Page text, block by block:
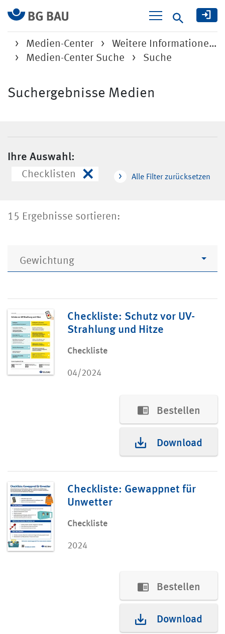
Suche
Medien-Center
Weitere Informatione…
Medien-Center Suche
Suche
Suchergebnisse Medien
Ihre Auswahl:
Checklisten × Alle Filter zurücksetzen
15 Ergebnisse sortieren:
Gewichtung
Checkliste: Schutz vor UV-
Strahlung und Hitze
Checkliste
04/2024
Bestellen
Download
Checkliste: Gewappnet für
Unwetter
Checkliste
2024
Bestellen
Download